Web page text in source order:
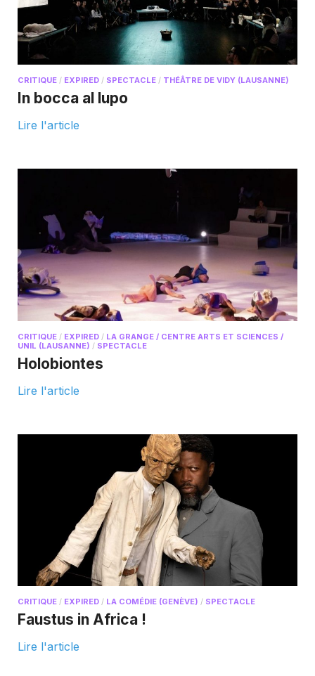
CRITIQUE / EXPIRED / SPECTACLE / THÉÂTRE DE VIDY (LAUSANNE)
In bocca al lupo
Lire l'article
CRITIQUE / EXPIRED / LA GRANGE / CENTRE ARTS ET SCIENCES /
UNIL (LAUSANNE) / SPECTACLE
Holobiontes
Lire l'article
CRITIQUE / EXPIRED / LA COMÉDIE (GENÈVE) / SPECTACLE
Faustus in Africa !
Lire l'article